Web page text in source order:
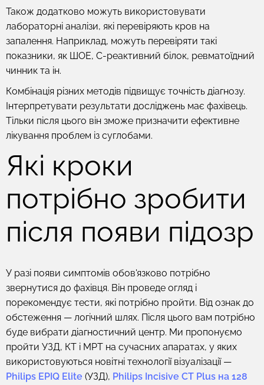
Також додатково можуть використовувати
лабораторні аналізи, які перевіряють кров на
запалення. Наприклад, можуть перевіряти такі
показники, як ШОЕ, С-реактивний білок, ревматоїдний
чинник та ін.
Комбінація різних методів підвищує точність діагнозу.
Інтерпретувати результати досліджень має фахівець.
Тільки після цього він зможе призначити ефективне
лікування проблем із суглобами.
Які кроки
потрібно зробити
після появи підозр
У разі появи симптомів обов'язково потрібно
звернутися до фахівця. Він проведе огляд і
порекомендує тести, які потрібно пройти. Від ознак до
обстеження — логічний шлях. Після цього вам потрібно
буде вибрати діагностичний центр. Ми пропонуємо
пройти УЗД, КТ і МРТ на сучасних апаратах, у яких
використовуються новітні технології візуалізації —
Philips EPIQ Elite (УЗД), Philips Incisive CT Plus на 128